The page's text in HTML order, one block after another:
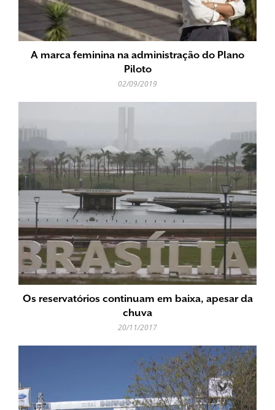
A marca feminina na administração do Plano
Piloto
02/09/2019
Os reservatórios continuam em baixa, apesar da
chuva
20/11/2017